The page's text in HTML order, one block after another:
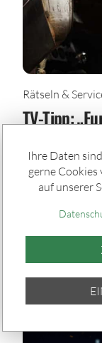
Rätseln &
TV-Tipp:
„Furiosa: A
12.07.2026,
Ihre Daten
gerne Cookies
auf unserer